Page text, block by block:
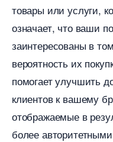
товары или услуги,
означает, что ваши
заинтересованы в
ероятность их
помогает улучшить
клиентов к вашему
отображаемые в
олее